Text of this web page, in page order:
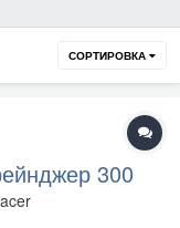
СОРТИРОВКА
300